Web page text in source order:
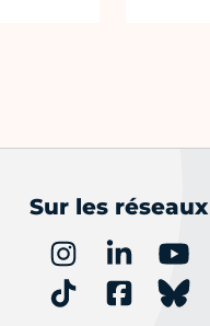
Sur les réseaux